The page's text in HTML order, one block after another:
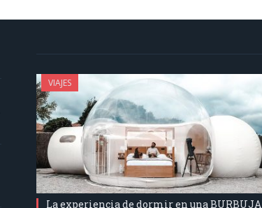
VIAJES
La experiencia de dormir en una BURBUJA